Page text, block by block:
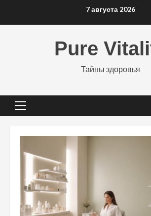
7 августа 2026
Pure
Тайны здоровья
Основное